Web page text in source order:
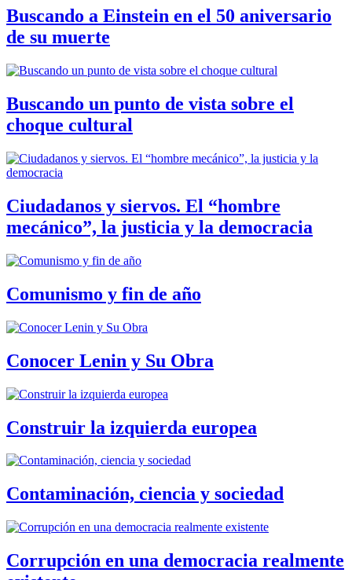
Buscando a Einstein en el 50 aniversario
de su muerte
Buscando un punto de vista sobre el
choque cultural
Ciudadanos y siervos. El “hombre
mecánico”, la justicia y la democracia
Comunismo y fin de año
Conocer Lenin y Su Obra
Construir la izquierda europea
Contaminación, ciencia y sociedad
Corrupción en una democracia realmente